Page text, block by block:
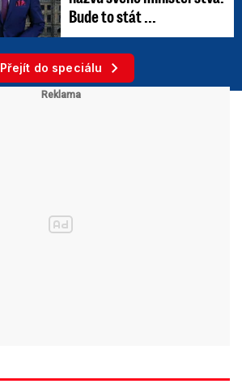
Bude to stát ...
Přejít do speciálu